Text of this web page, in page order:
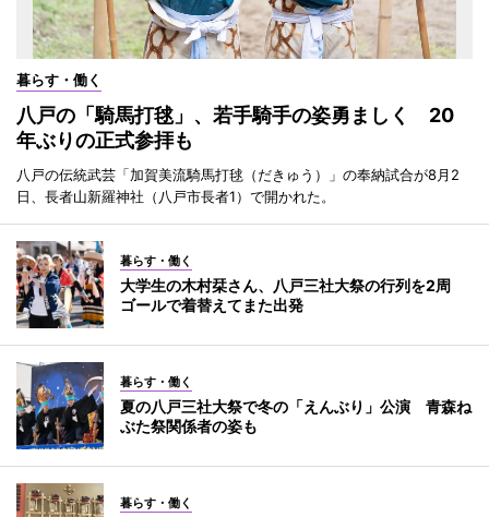
暮らす・働く
八戸の「騎馬打毬」、若手騎手の姿勇ましく 20
年ぶりの正式参拝も
八戸の伝統武芸「加賀美流騎馬打毬（だきゅう）」の奉納試合が8月2
日、長者山新羅神社（八戸市長者1）で開かれた。
暮らす・働く
大学生の木村栞さん、八戸三社大祭の行列を2周
ゴールで着替えてまた出発
暮らす・働く
夏の八戸三社大祭で冬の「えんぶり」公演 青森ね
ぶた祭関係者の姿も
暮らす・働く